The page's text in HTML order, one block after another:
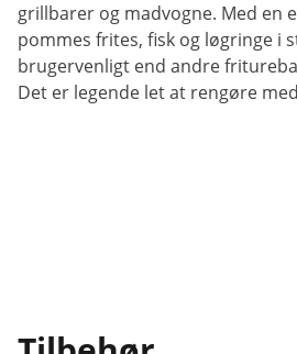
grillbarer og madvogne. Med en
pommes frites, fisk og løgringe i
brugervenligt end andre
Det er legende let at rengøre